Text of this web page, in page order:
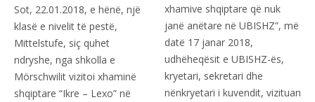
Sot, 22.01.2018, e hënë, një
klasë e nivelit të pestë,
Mittelstufe, siç quhet
ndryshe, nga shkolla e
Mörschwilit vizitoi xhaminë
shqiptare “Ikre – Lexo” në
xhamive shqiptare që nuk
janë anëtare në UBISHZ”, më
datë 17 janar 2018,
udhëheqësit e UBISHZ-ës,
kryetari, sekretari dhe
nënkryetari i kuvendit, vizituan